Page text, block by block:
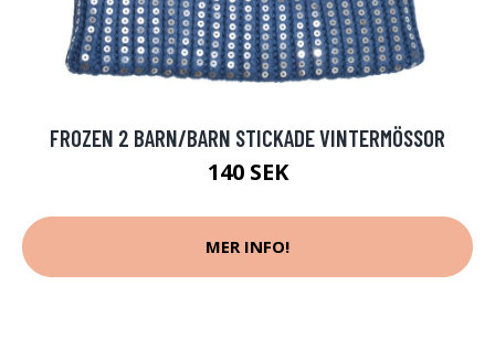
FROZEN 2 BARN/BARN STICKADE VINTERMÖSSOR
140 SEK
MER INFO!